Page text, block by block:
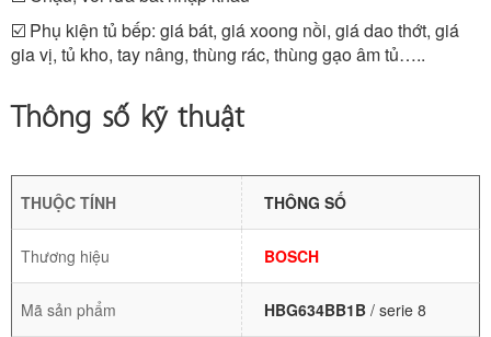
☑️ Phụ kiện tủ bếp: giá bát, giá xoong nồi, giá dao thớt, giá
gia vị, tủ kho, tay nâng, thùng rác, thùng gạo âm tủ…..
Thông số kỹ thuật
THUỘC TÍNH THÔNG SỐ
Thương hiệu BOSCH
Mã sản phẩm HBG634BB1B / serie 8